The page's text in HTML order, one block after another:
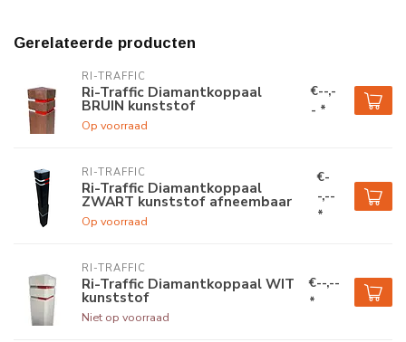
Gerelateerde producten
RI-TRAFFIC
Ri-Traffic Diamantkoppaal
BRUIN kunststof
Op voorraad
€--,-
- *
RI-TRAFFIC
Ri-Traffic Diamantkoppaal
ZWART kunststof afneembaar
Op voorraad
€-
-,--
*
RI-TRAFFIC
Ri-Traffic Diamantkoppaal WIT
kunststof
Niet op voorraad
€--,--
*